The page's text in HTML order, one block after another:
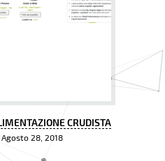
CRUDISTA
28, 2018